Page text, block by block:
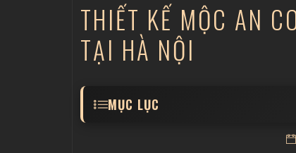
THIẾT KẾ MỘC AN
TẠI HÀ NỘI
MỤC LỤC